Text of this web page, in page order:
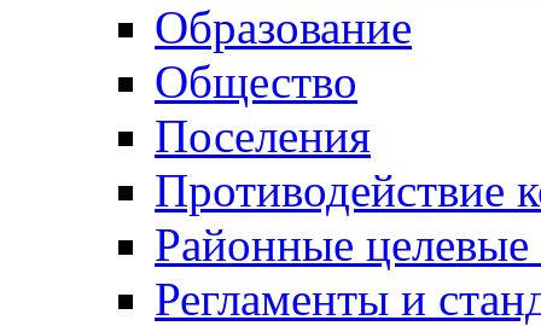
Образование
Общество
Поселения
Противодействие
Районные
Регламенты и